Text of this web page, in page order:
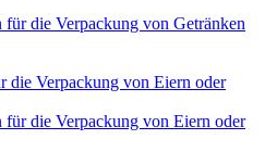
für die Verpackung von Getränken
die Verpackung von Eiern oder
für die Verpackung von Eiern oder